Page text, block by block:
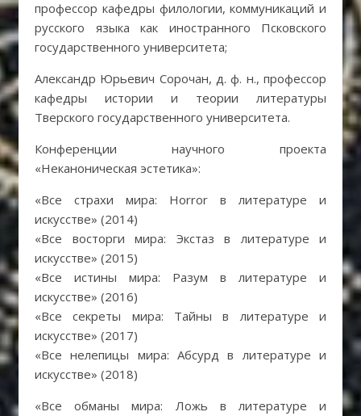
профессор кафедры филологии, коммуникаций и
русского языка как иностранного Псковского
государственного университета;
Александр Юрьевич Сорочан, д. ф. н., профессор
кафедры истории и теории литературы
Тверского государственного университета.
Конференции научного проекта
«Неканоническая эстетика»:
«Все страхи мира: Horror в литературе и
искусстве» (2014)
«Все восторги мира: Экстаз в литературе и
искусстве» (2015)
«Все истины мира: Разум в литературе и
искусстве» (2016)
«Все секреты мира: Тайны в литературе и
искусстве» (2017)
«Все нелепицы мира: Абсурд в литературе и
искусстве» (2018)
«Все обманы мира: Ложь в литературе и